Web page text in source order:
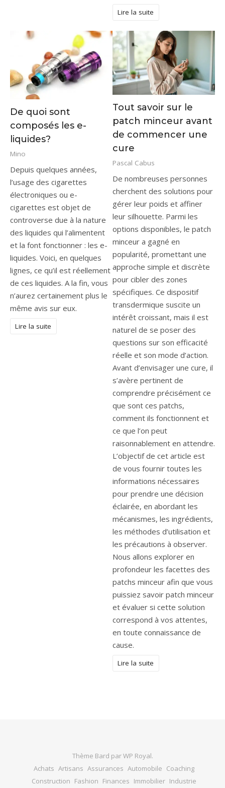
Lire la suite
De quoi sont
composés les e-
liquides?
Mino
Depuis quelques années,
l’usage des cigarettes
électroniques ou e-
cigarettes est objet de
controverse due à la nature
des liquides qui l’alimentent
et la font fonctionner : les e-
liquides. Voici, en quelques
lignes, ce qu’il est réellement
de ces liquides. A la fin, vous
n’aurez certainement plus le
même avis sur eux.
Lire la suite
Tout savoir sur le
patch minceur avant
de commencer une
cure
Pascal Cabus
De nombreuses personnes
cherchent des solutions pour
gérer leur poids et affiner
leur silhouette. Parmi les
options disponibles, le patch
minceur a gagné en
popularité, promettant une
approche simple et discrète
pour cibler des zones
spécifiques. Ce dispositif
transdermique suscite un
intérêt croissant, mais il est
naturel de se poser des
questions sur son efficacité
réelle et son mode d’action.
Avant d’envisager une cure, il
s’avère pertinent de
comprendre précisément ce
que sont ces patchs,
comment ils fonctionnent et
ce que l’on peut
raisonnablement en attendre.
L’objectif de cet article est
de vous fournir toutes les
informations nécessaires
pour prendre une décision
éclairée, en abordant les
mécanismes, les ingrédients,
les méthodes d’utilisation et
les précautions à observer.
Nous allons explorer en
profondeur les facettes des
patchs minceur afin que vous
puissiez savoir patch minceur
et évaluer si cette solution
correspond à vos attentes,
en toute connaissance de
cause.
Lire la suite
Thème Bard parWP Royal.
Achats Artisans Assurances Automobile Coaching
Construction Fashion Finances Immobilier Industrie